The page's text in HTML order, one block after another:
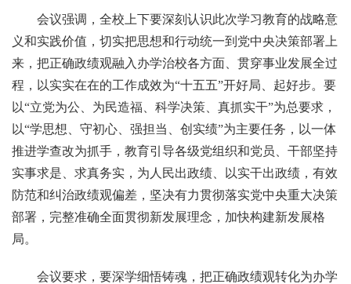
会议强调，全校上下要深刻认识此次学习教育的战略意
义和实践价值，切实把思想和行动统一到党中央决策部署上
来，把正确政绩观融入办学治校各方面、贯穿事业发展全过
程，以实实在在的工作成效为“十五五”开好局、起好步。要
以“立党为公、为民造福、科学决策、真抓实干”为总要求，
以“学思想、守初心、强担当、创实绩”为主要任务，以一体
推进学查改为抓手，教育引导各级党组织和党员、干部坚持
实事求是、求真务实，为人民出政绩、以实干出政绩，有效
防范和纠治政绩观偏差，坚决有力贯彻落实党中央重大决策
部署，完整准确全面贯彻新发展理念，加快构建新发展格
局。
会议要求，要深学细悟铸魂，把正确政绩观转化为办学